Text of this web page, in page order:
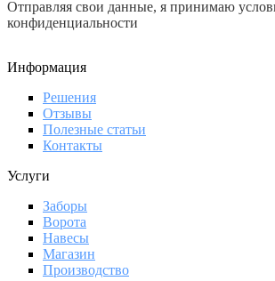
Отправляя свои данные, я принимаю
конфиденциальности
Информация
Решения
Отзывы
Полезные статьи
Контакты
Услуги
Заборы
Ворота
Навесы
Магазин
Производство